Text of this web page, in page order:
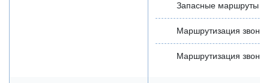
Запасные маршруты
Маршрутизация
Маршрутизация